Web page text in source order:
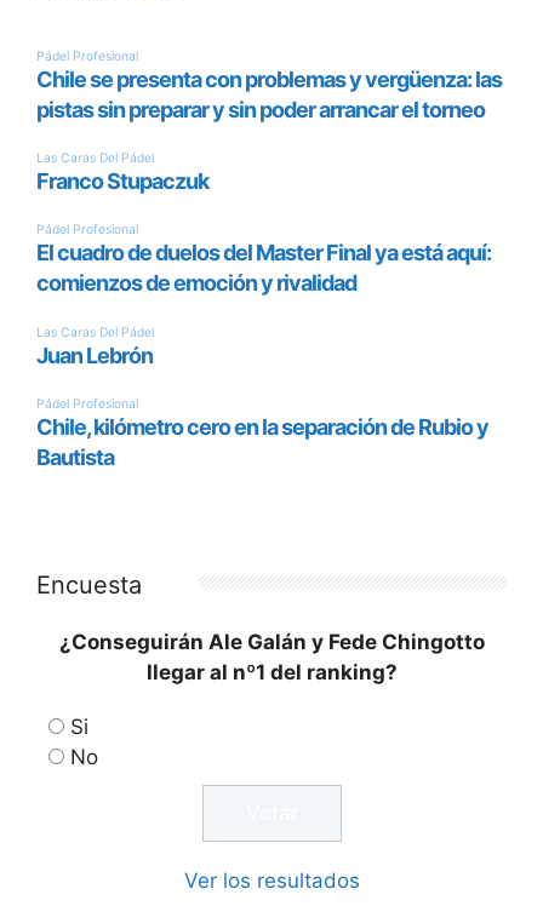
Encuesta
¿Conseguirán Ale Galán y Fede Chingotto
llegar al nº1 del ranking?
Si
No
Ver los resultados